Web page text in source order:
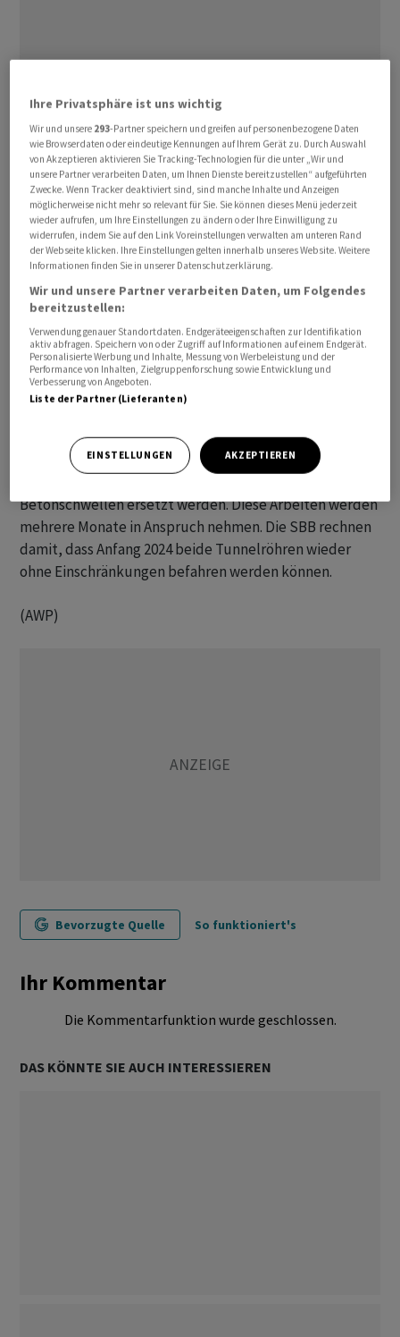
Die Schäden sind grösser als angenommen, wie die SBB
am Mittwoch mitteilten. Der Güterverkehr soll am 23.
August wieder rollen. Der Reiseverkehr wird weiter über
die Panoramastrecke umgeleitet.
Nach wie vor stehen 16 entgleiste und zum Teil schwer
beschädigte Güterwagen im Tunnel. Untersuchungen
haben laut SBB gezeigt, "dass das Ausmass der Schäden
angenommen".
Betonschwellen ersetzt werden. Diese Arbeiten werden
mehrere Monate in Anspruch nehmen. Die SBB rechnen
damit, dass Anfang 2024 beide Tunnelröhren wieder
ohne Einschränkungen befahren werden können.
(AWP)
Bevorzugte Quelle So funktioniert's
Ihr Kommentar
Die Kommentarfunktion wurde geschlossen.
DAS KÖNNTE SIE AUCH INTERESSIEREN
Ihre Privatsphäre ist uns wichtig
Wir und unsere 293-Partner speichern und greifen auf personenbezogene Daten
wie Browserdaten oder eindeutige Kennungen auf Ihrem Gerät zu. Durch Auswahl
von Akzeptieren aktivieren Sie Tracking-Technologien für die unter „Wir und
unsere Partner verarbeiten Daten, um Ihnen Dienste bereitzustellen“ aufgeführten
Zwecke. Wenn Tracker deaktiviert sind, sind manche Inhalte und Anzeigen
möglicherweise nicht mehr so relevant für Sie. Sie können dieses Menü jederzeit
wieder aufrufen, um Ihre Einstellungen zu ändern oder Ihre Einwilligung zu
widerrufen, indem Sie auf den Link Voreinstellungen verwalten am unteren Rand
der Webseite klicken. Ihre Einstellungen gelten innerhalb unseres Website. Weitere
Informationen finden Sie in unserer Datenschutzerklärung.
Wir und unsere Partner verarbeiten Daten, um Folgendes
bereitzustellen:
Verwendung genauer Standortdaten. Endgeräteeigenschaften zur Identifikation
aktiv abfragen. Speichern von oder Zugriff auf Informationen auf einem Endgerät.
Personalisierte Werbung und Inhalte, Messung von Werbeleistung und der
Performance von Inhalten, Zielgruppenforschung sowie Entwicklung und
Verbesserung von Angeboten.
Liste der Partner (Lieferanten)
EINSTELLUNGEN AKZEPTIEREN